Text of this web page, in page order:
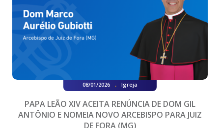
08/01/2026 . Igreja
PAPA LEÃO XIV ACEITA RENÚNCIA DE DOM GIL
ANTÔNIO E NOMEIA NOVO ARCEBISPO PARA JUIZ
DE FORA (MG)